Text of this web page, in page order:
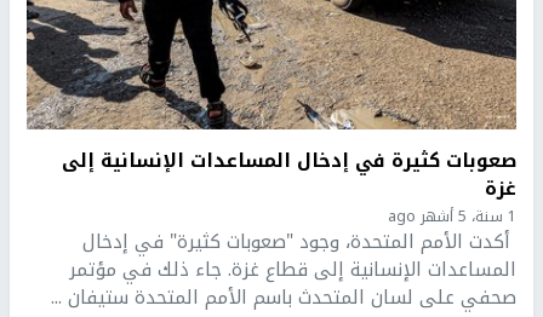
صعوبات كثيرة في إدخال المساعدات الإنسانية إلى
غزة
1 سنة، 5 أشهر ago
أكدت الأمم المتحدة، وجود "صعوبات كثيرة" في إدخال
المساعدات الإنسانية إلى قطاع غزة. جاء ذلك في مؤتمر
صحفي على لسان المتحدث باسم الأمم المتحدة ستيفان ...